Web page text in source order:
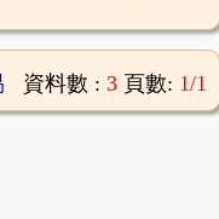
資料數 : 3 頁數: 1/1